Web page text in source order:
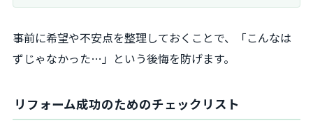
事前に希望や不安点を整理しておくことで、「こんなは
ずじゃなかった…」という後悔を防げます。
リフォーム成功のためのチェックリスト